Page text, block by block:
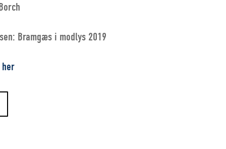
Bramgæs i modlys 2019
her